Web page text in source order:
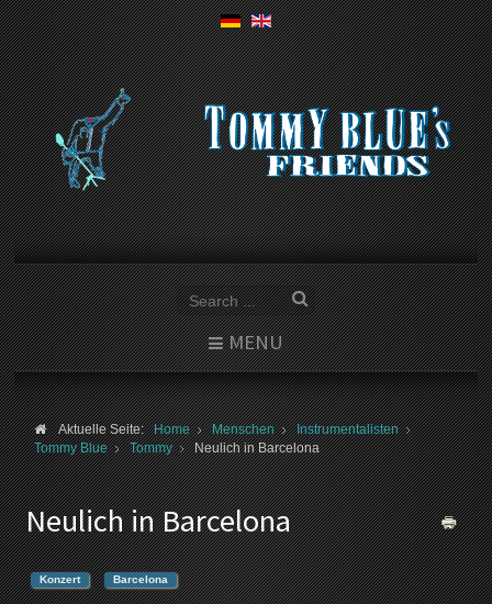
MENU
Aktuelle Seite:Home Menschen
Instrumentalisten
Tommy Blue
Tommy Neulich in Barcelona
Neulich in Barcelona
Konzert Barcelona